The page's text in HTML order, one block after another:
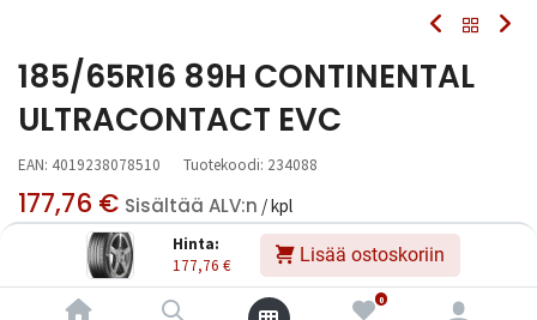
Hinta:
177,76 € Lisää ostoskoriin
0
185/65R16 89H CONTINENTAL
ULTRACONTACT EVC
EAN: 4019238078510 Tuotekoodi: 234088
177,76 € Sisältää ALV:n / kpl
Toimittajilla (kotimaa): Saatavilla
Toimitusaika:
6 arkipäivää